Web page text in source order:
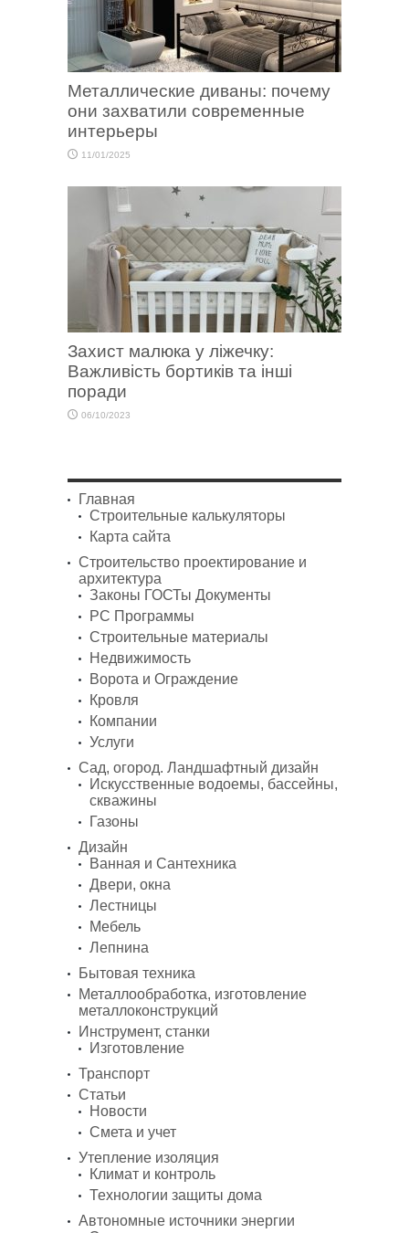
Металлические диваны: почему
они захватили современные
интерьеры
11/01/2025
Захист малюка у ліжечку:
Важливість бортиків та інші
поради
06/10/2023
Главная
Строительные калькуляторы
Карта сайта
Строительство проектирование и
архитектура
Законы ГОСТы Документы
PC Программы
Строительные материалы
Недвижимость
Ворота и Ограждение
Кровля
Компании
Услуги
Сад, огород. Ландшафтный дизайн
Искусственные водоемы, бассейны,
скважины
Газоны
Дизайн
Ванная и Сантехника
Двери, окна
Лестницы
Мебель
Лепнина
Бытовая техника
Металлообработка, изготовление
металлоконструкций
Инструмент, станки
Изготовление
Транспорт
Статьи
Новости
Смета и учет
Утепление изоляция
Климат и контроль
Технологии защиты дома
Автономные источники энергии